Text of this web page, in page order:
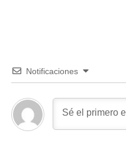
Notificaciones